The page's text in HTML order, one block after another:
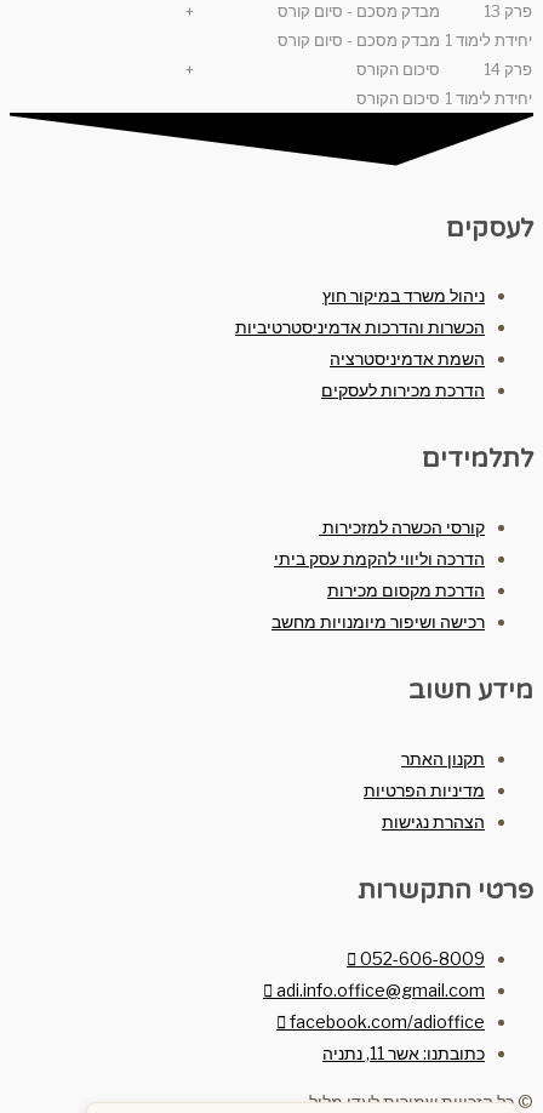
פרק 13
מבדק מסכם - סיום קורס
+
יחידת לימוד 1
מבדק מסכם - סיום קורס
פרק 14
סיכום הקורס
+
יחידת לימוד 1
סיכום הקורס
לעסקים
ניהול משרד במיקור חוץ
הכשרות והדרכות אדמיניסטרטיביות
השמת אדמיניסטרציה
הדרכת מכירות לעסקים
לתלמידים
קורסי הכשרה למזכירות
הדרכה וליווי להקמת עסק ביתי
הדרכת מקסום מכירות
רכישה ושיפור מיומנויות מחשב
מידע חשוב
תקנון האתר
מדיניות הפרטיות
הצהרת נגישות
פרטי התקשרות
052-606-8009
adi.info.office@gmail.com
facebook.com/adioffice
כתובתנו: אשר 11, נתניה
© כל הזכויות שמורות לעדי מלול